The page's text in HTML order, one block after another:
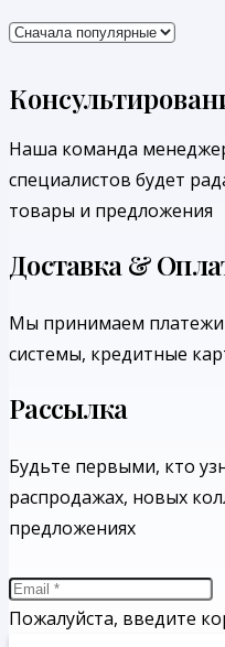
Наша команда
специалистов будет
товары и предложения
Доставка &
Мы принимаем платежи
системы, кредитные
Рассылка
Будьте первыми, кто
распродажах, новых
предложениях
Пожалуйста, введите